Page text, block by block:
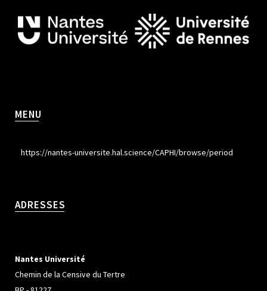
MENU
https://nantes-universite.hal.science/CAPHI/browse/period
ADRESSES
Nantes Université
Chemin de la Censive du Tertre